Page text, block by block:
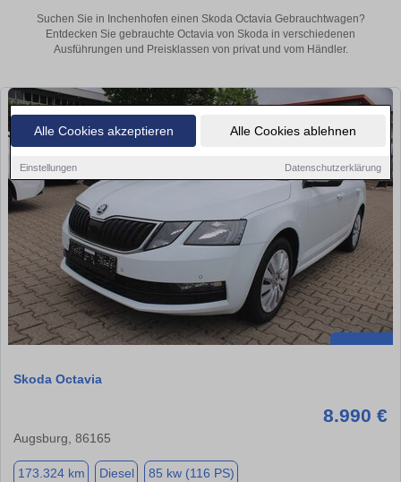
Alle Cookies akzeptieren Alle Cookies ablehnen
Einstellungen Datenschutzerklärung
Suchen Sie in Inchenhofen einen Skoda Octavia Gebrauchtwagen?
Entdecken Sie gebrauchte Octavia von Skoda in verschiedenen
Ausführungen und Preisklassen von privat und vom Händler.
Skoda Octavia
8.990 €
Augsburg, 86165
173.324 km Diesel 85 kw (116 PS)